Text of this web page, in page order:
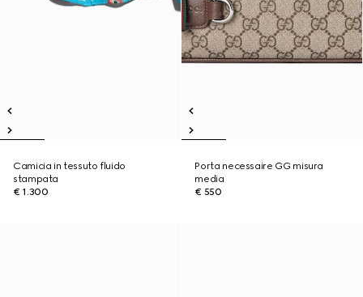
Camicia in tessuto fluido
stampata
€ 1.300
Porta necessaire GG misura
media
€ 550